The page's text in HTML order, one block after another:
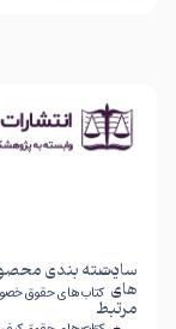
سایت
های
مرتبط
دسته بندی
کتاب های حقوق